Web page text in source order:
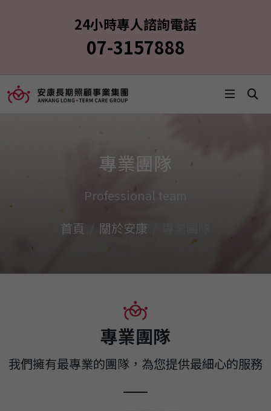
24小時專人諮詢電話
07-3157888
專業團隊
Professional team
首頁
關於安康
專業團隊
我們擁有最專業的團隊，為您提供最細心的服務